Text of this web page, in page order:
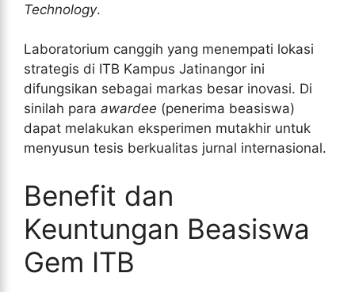
Technology.
Laboratorium canggih yang menempati lokasi
strategis di ITB Kampus Jatinangor ini
difungsikan sebagai markas besar inovasi. Di
sinilah para awardee (penerima beasiswa)
dapat melakukan eksperimen mutakhir untuk
menyusun tesis berkualitas jurnal internasional.
Benefit dan
Keuntungan Beasiswa
Gem ITB